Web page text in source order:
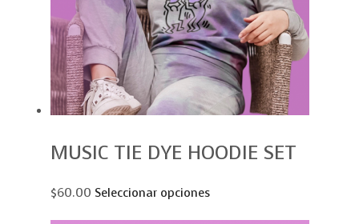
MUSIC TIE DYE HOODIE SET
$60.00 Seleccionar opciones